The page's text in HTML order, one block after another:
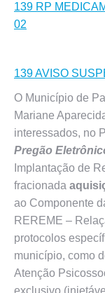
139 RP
02
139 AVISO
O Município de
Mariane
interessados, no
Pregão
Implantação de
fracionada
ao Componente
REREME –
protocolos
município, como
Atenção
exclusivo